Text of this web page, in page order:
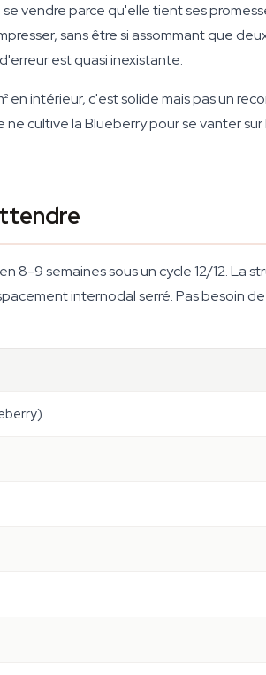
vendre parce qu'elle tient ses
sans être si assommant que
est quasi inexistante.
intérieur, c'est solide mais pas un
cultive la Blueberry pour se vanter
9 semaines sous un cycle 12/12. La
internodal serré. Pas besoin